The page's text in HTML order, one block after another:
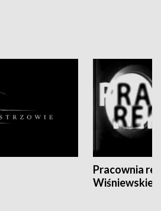
Pracownia